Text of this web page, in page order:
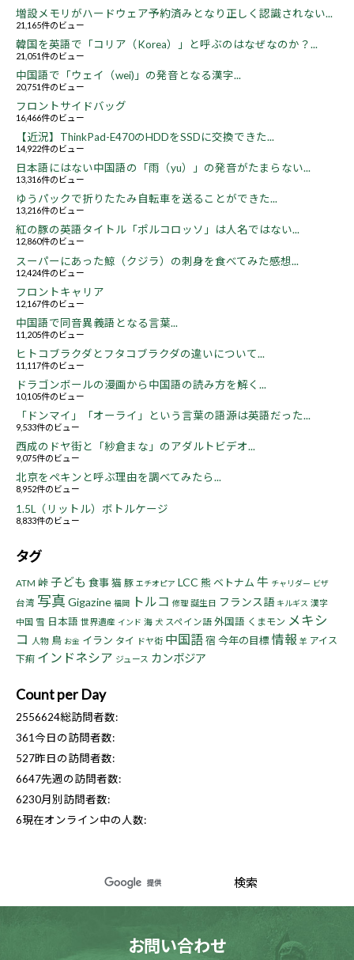
増設メモリがハードウェア予約済みとなり正しく認識されない...
21,165件のビュー
韓国を英語で「コリア（Korea）」と呼ぶのはなぜなのか？...
21,051件のビュー
中国語で「ウェイ（wei)」の発音となる漢字...
20,751件のビュー
フロントサイドバッグ
16,466件のビュー
【近況】ThinkPad-E470のHDDをSSDに交換できた...
14,922件のビュー
日本語にはない中国語の「雨（yu）」の発音がたまらない...
13,316件のビュー
ゆうパックで折りたたみ自転車を送ることができた...
13,216件のビュー
紅の豚の英語タイトル「ポルコロッソ」は人名ではない...
12,860件のビュー
スーパーにあった鯨（クジラ）の刺身を食べてみた感想...
12,424件のビュー
フロントキャリア
12,167件のビュー
中国語で同音異義語となる言葉...
11,205件のビュー
ヒトコブラクダとフタコブラクダの違いについて...
11,117件のビュー
ドラゴンボールの漫画から中国語の読み方を解く...
10,105件のビュー
「ドンマイ」「オーライ」という言葉の語源は英語だった...
9,533件のビュー
西成のドヤ街と「紗倉まな」のアダルトビデオ...
9,075件のビュー
北京をペキンと呼ぶ理由を調べてみたら...
8,952件のビュー
1.5L（リットル）ボトルケージ
8,833件のビュー
タグ
ATM 峠子ども 食事猫 豚 エチオピア LCC 熊 ベトナム 牛 チャリダー ビザ
台湾 写真 Gigazine 福岡 トルコ 修理 誕生日 フランス語 キルギス 漢字
中国 雪 日本語 世界遺産 インド 海 犬 スペイン語 外国語 くまモン メキシ
コ
人物 鳥 お金 イラン タイ ドヤ街 中国語宿 今年の目標情報 羊 アイス
下痢 インドネシア ジュース カンボジア
Count per Day
2556624総訪問者数:
361今日の訪問者数:
527昨日の訪問者数:
6647先週の訪問者数:
6230月別訪問者数:
6現在オンライン中の人数:
お問い合わせ